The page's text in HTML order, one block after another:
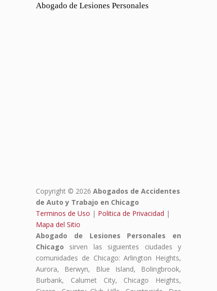
Abogado de Lesiones Personales
Copyright © 2026 Abogados de Accidentes
de Auto y Trabajo en Chicago
Terminos de Uso | Politica de Privacidad |
Mapa del Sitio
Abogado de Lesiones Personales en
Chicago sirven las siguientes ciudades y
comunidades de Chicago: Arlington Heights,
Aurora, Berwyn, Blue Island, Bolingbrook,
Burbank, Calumet City, Chicago Heights,